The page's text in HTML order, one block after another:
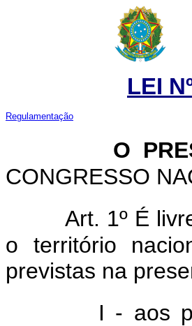
LEI
Regulamentação
O
CONGRESSO
Art. 1º É
o território
previstas na
I - aos